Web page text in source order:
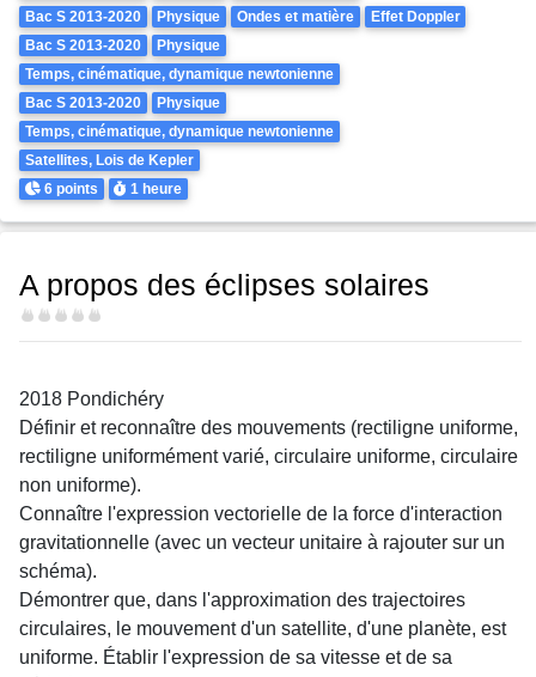
Bac S 2013-2020 Physique Ondes et matière
Effet Doppler
Bac S 2013-2020
Physique
Temps, cinématique, dynamique newtonienne
Bac S 2013-2020
Physique
Temps, cinématique, dynamique newtonienne
Satellites, Lois de Kepler
Points
6 points Durée
1 heure
A propos des éclipses solaires
Difficulté
2018 Pondichéry
Définir et reconnaître des mouvements (rectiligne uniforme,
rectiligne uniformément varié, circulaire uniforme, circulaire
non uniforme).
Connaître l'expression vectorielle de la force d'interaction
gravitationnelle (avec un vecteur unitaire à rajouter sur un
schéma).
Démontrer que, dans l'approximation des trajectoires
circulaires, le mouvement d'un satellite, d'une planète, est
uniforme. Établir l'expression de sa vitesse et de sa